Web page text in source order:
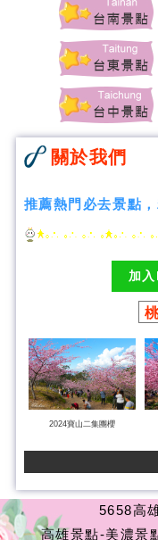
關於我們
推薦熱門必去景點
加
2024寶山二集團櫻
5658高
高雄景點-美濃景